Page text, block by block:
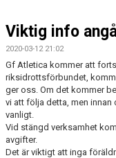
KALENDER
BILDGALLERI
DOKUMENT
VÅRA LEDARE/TRÄNARE
Viktig info
2020-03-12 21:02
Gf Atletica kommer att
riksidrottsförbundet,
ger oss. Om det kommer
vi att följa detta, men
vanligt.
Vid stängd verksamhet
avgifter.
Det är viktigt att inga